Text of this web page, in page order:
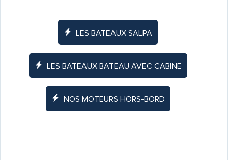
LES BATEAUX SALPA
LES BATEAUX BATEAU AVEC CABINE
NOS MOTEURS HORS-BORD